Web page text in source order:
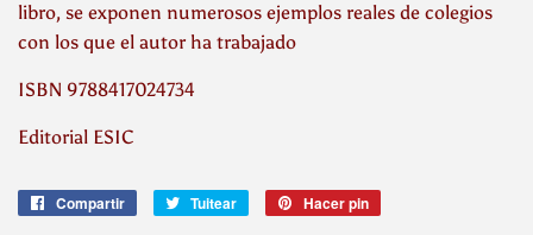
libro, se exponen numerosos ejemplos reales de colegios
con los que el autor ha trabajado
ISBN 9788417024734
Editorial ESIC
Compartir
CompartirTuitear
Tuitear Hacer pin